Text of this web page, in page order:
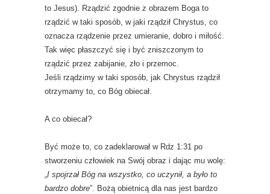
to Jesus). Rządzić zgodnie z obrazem Boga to
rządzić w taki sposób, w jaki rządził Chrystus, co
oznacza rządzenie przez umieranie, dobro i miłość.
Tak więc płaszczyć się i być zniszczonym to
rządzić przez zabijanie, zło i przemoc.
Jeśli rządzimy w taki sposób, jak Chrystus rządził
otrzymamy to, co Bóg obiecał.
A co obiecał?
Być może to, co zadeklarował w Rdz 1:31 po
stworzeniu człowiek na Swój obraz i dając mu wolę:
„I spojrzał Bóg na wszystko, co uczynił, a było to
bardzo dobre”. Bożą obietnicą dla nas jest bardzo